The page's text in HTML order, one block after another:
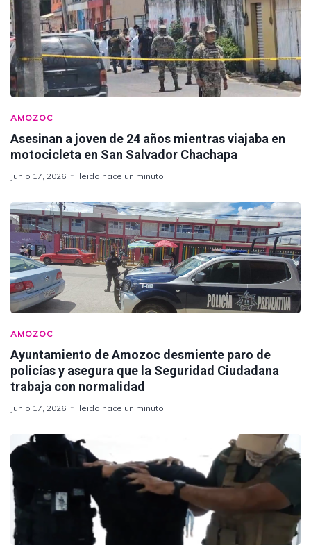
AMOZOC
Asesinan a joven de 24 años mientras viajaba en
motocicleta en San Salvador Chachapa
Junio 17, 2026 leido hace un minuto
AMOZOC
Ayuntamiento de Amozoc desmiente paro de
policías y asegura que la Seguridad Ciudadana
trabaja con normalidad
Junio 17, 2026 leido hace un minuto